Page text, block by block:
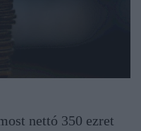
nettó 350 ezret